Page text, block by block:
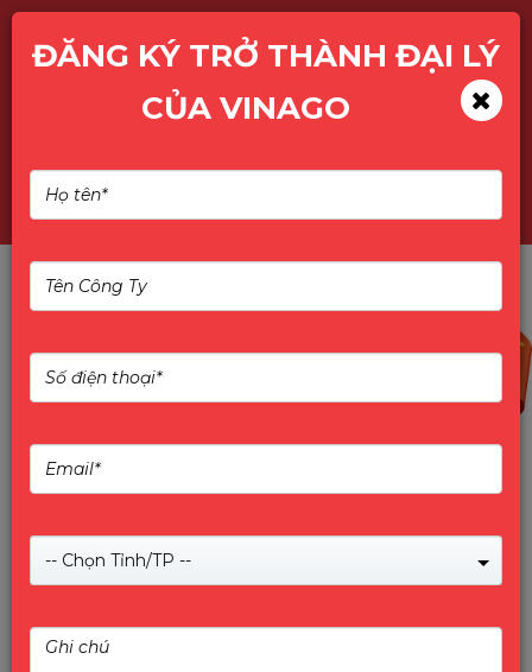
TÌM KIẾM SẢN PHẨM
10%
ĐĂNG KÝ TRỞ THÀNH ĐẠI LÝ
CỦA VINAGO
-- Chọn Tỉnh/TP --